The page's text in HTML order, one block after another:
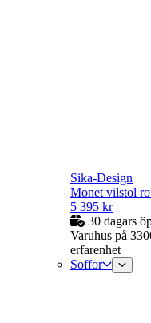
Sika-Design
Monet vilstol
5 395 kr
30 dagars
Varuhus på
erfarenhet
Soffor